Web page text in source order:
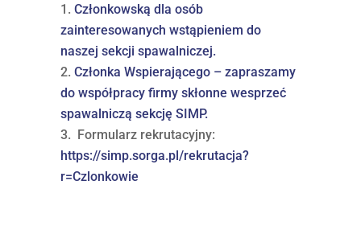
Członkowską dla osób
zainteresowanych wstąpieniem do
naszej sekcji spawalniczej.
Członka Wspierającego – zapraszamy
do współpracy firmy skłonne wesprzeć
spawalniczą sekcję SIMP.
Formularz rekrutacyjny:
https://simp.sorga.pl/rekrutacja?
r=Czlonkowie